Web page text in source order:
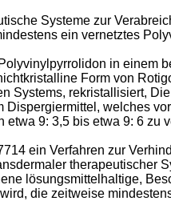
Systeme zur
ein vernetztes
in einem
Form von
Systems, rekristallisiert, Die
welches
9: 3,5 bis etwa 9: 6 zu
ein Verfahren zur
therapeutischer
lösungsmittelhaltige,
die zeitweise